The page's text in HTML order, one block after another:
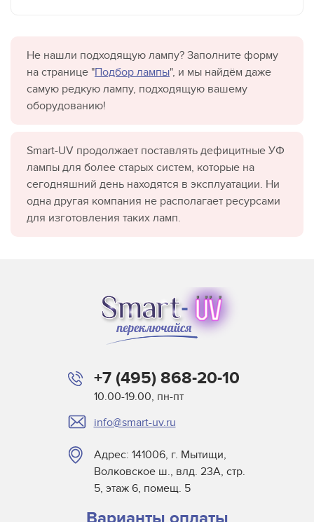
Не нашли подходящую лампу? Заполните форму
на странице "Подбор лампы", и мы найдём даже
самую редкую лампу, подходящую вашему
оборудованию!
Smart-UV продолжает поставлять дефицитные УФ
лампы для более старых систем, которые на
сегодняшний день находятся в эксплуатации. Ни
одна другая компания не располагает ресурсами
для изготовления таких ламп.
+7 (495) 868-20-10
10.00-19.00, пн-пт
info@smart-uv.ru
Адрес: 141006, г. Мытищи,
Волковское ш., влд. 23А, стр.
5, этаж 6, помещ. 5